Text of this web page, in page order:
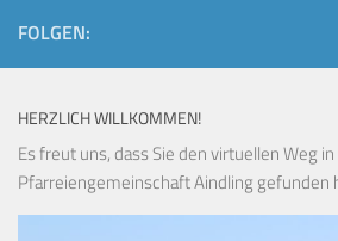
FOLGEN:
HERZLICH WILLKOMMEN!
Es freut uns, dass Sie den virtuellen Weg
Pfarreiengemeinschaft Aindling gefunden